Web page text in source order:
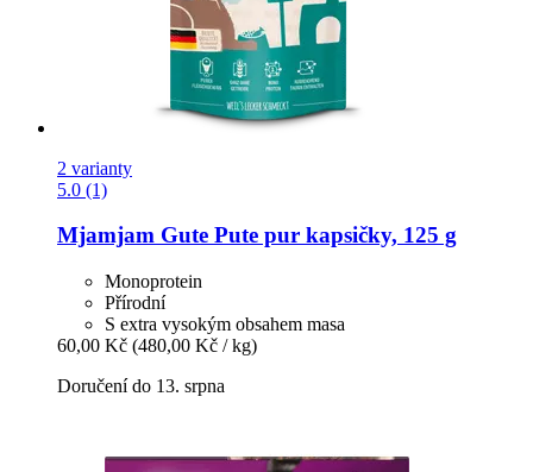
2 varianty
5.0 (1)
Mjamjam Gute Pute pur kapsičky, 125 g
Monoprotein
Přírodní
S extra vysokým obsahem masa
60,00 Kč (480,00 Kč / kg)
Doručení do 13. srpna